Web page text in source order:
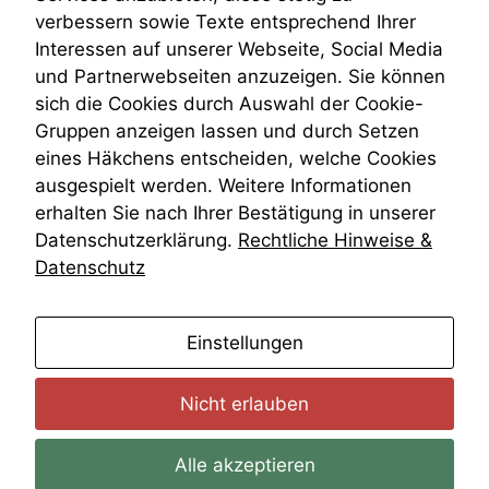
VRK
Wiederherstellungsanordnung
Zivilprozessordnung
ZPO
Zustellfiktion
Zuständigkeit
Öffentliches Personalrecht
Öffentlichkeitsprinzip
verbessern sowie Texte entsprechend Ihrer
Interessen auf unserer Webseite, Social Media
und Partnerwebseiten anzuzeigen. Sie können
sich die Cookies durch Auswahl der Cookie-
Gruppen anzeigen lassen und durch Setzen
eines Häkchens entscheiden, welche Cookies
ausgespielt werden. Weitere Informationen
erhalten Sie nach Ihrer Bestätigung in unserer
Datenschutzerklärung. Rechtliche Hinweise &
Datenschutz
Einstellungen
Nicht erlauben
Alle akzeptieren